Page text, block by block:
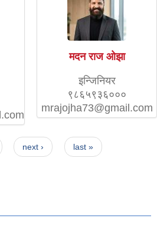
मदन राज ओझा
इन्जिनियर
९८६५९३६०००
mrajojha73@gmail.com
next › last »